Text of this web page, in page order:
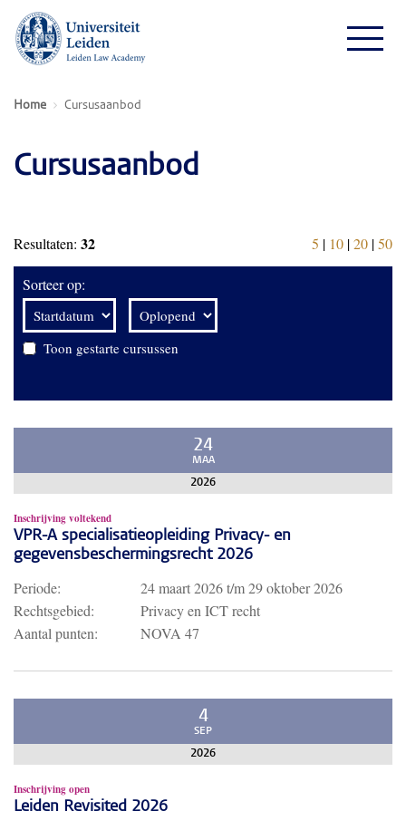
Home Cursusaanbod
Cursusaanbod
Resultaten: 32 5 | 10 |20 |50
Sorteer op:
Toon gestarte cursussen
24
MAA
2026
Inschrijving voltekend
VPR-A specialisatieopleiding Privacy- en
gegevensbeschermingsrecht 2026
Periode: 24 maart 2026t/m29 oktober 2026
Rechtsgebied:
Privacy en ICT recht
Aantal punten:
NOVA 47
4
SEP
2026
Inschrijving open
Leiden Revisited 2026